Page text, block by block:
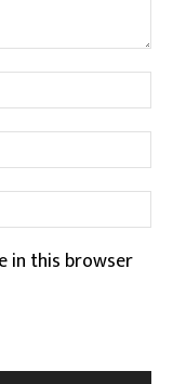
in this browser